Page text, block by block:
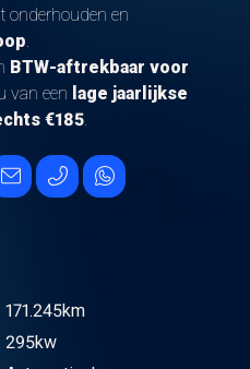
onderhouden en
BTW-aftrekbaar voor
van een lage jaarlijkse
€185
171.245km
295kw